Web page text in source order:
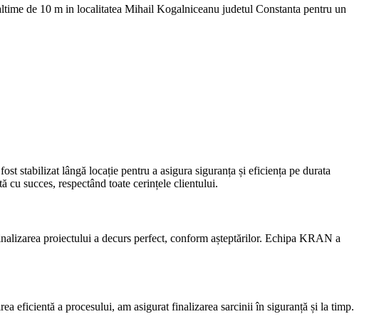
de 10 m in localitatea Mihail Kogalniceanu judetul Constanta pentru un
stabilizat lângă locație pentru a asigura siguranța și eficiența pe durata
succes, respectând toate cerințele clientului.
proiectului a decurs perfect, conform așteptărilor. Echipa KRAN a
eficientă a procesului, am asigurat finalizarea sarcinii în siguranță și la timp.